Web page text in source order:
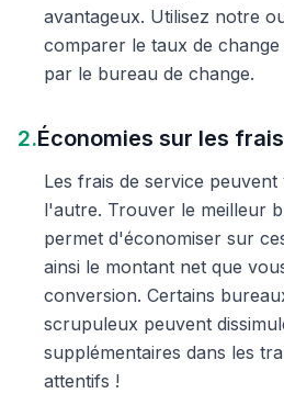
avantageux. Utilisez notre
comparer le taux de
par le bureau de change.
2.Économies sur les
Les frais de service
l'autre. Trouver le meilleur
permet d'économiser sur
ainsi le montant net que
conversion. Certains
scrupuleux peuvent
supplémentaires dans les
attentifs !